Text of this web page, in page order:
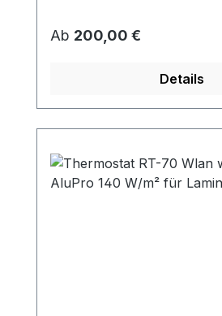
Regulärer Preis:
Ab 200,00 €
Details